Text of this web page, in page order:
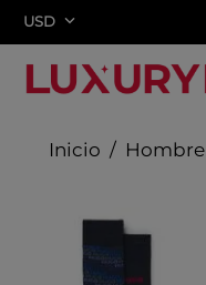
USD
Hombre